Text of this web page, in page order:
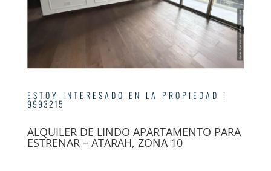
ESTOY INTERESADO EN LA PROPIEDAD :
9993215
ALQUILER DE LINDO APARTAMENTO PARA
ESTRENAR – ATARAH, ZONA 10